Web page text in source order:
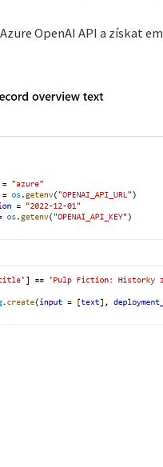
OpenAI API a získat